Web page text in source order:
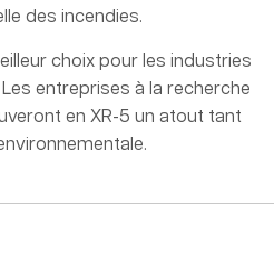
des incendies.
choix pour les industries
entreprises à la recherche
en XR-5 un atout tant